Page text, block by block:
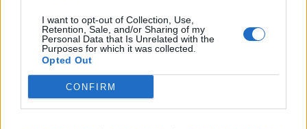
I want to opt-out of Collection, Use,
Retention, Sale, and/or Sharing of my
Personal Data that Is Unrelated with the
Purposes for which it was collected.
Opted Out
CONFIRM
Z #